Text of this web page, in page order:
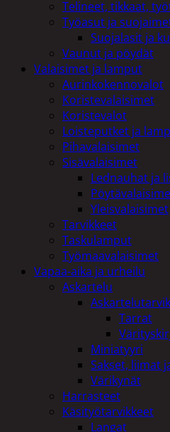
Telineet, tikkaat,
Työasut ja
Suojalasit ja
Vaunut ja pöydät
Valaisimet ja lamput
Aurinkokennovalot
Koristevalaisimet
Koristevalot
Loisteputket ja
Pihavalaisimet
Sisävalaisimet
Lednauhat ja
Yleisvalaisimet
Tarvikkeet
Taskulamput
Työmaavalaisimet
Vapaa-aika ja urheilu
Askartelu
Tarrat
Miniatyyri
Sakset, liimat
Värikynät
Harrasteet
Käsityötarvikkeet
Langat